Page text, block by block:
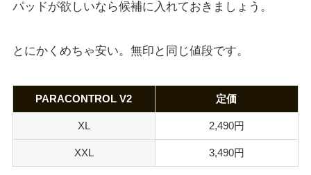
パッドが欲しいなら候補に入れておきましょう。
とにかくめちゃ安い。無印と同じ値段です。
PARACONTROL V2 定価
XL 2,490円
XXL 3,490円